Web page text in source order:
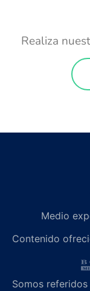
Realiza
Medio
Contenido
Somos referidos